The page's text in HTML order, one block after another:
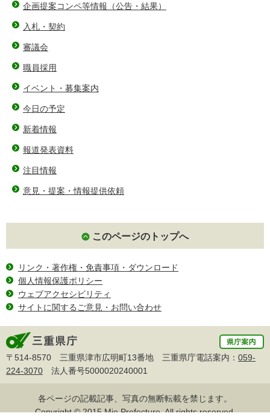
企画提案コンペ等情報（公告・結果）
入札・契約
審議会
職員採用
イベント・募集案内
今日の予定
新着情報
報道発表資料
注目情報
意見・提案・情報提供依頼
このページのトップへ
リンク・著作権・免責事項・ダウンロード
個人情報保護ポリシー
ウェブアクセシビリティ
サイトに関するご意見・お問い合わせ
〒514-8570 三重県津市広明町13番地 三重県庁電話案内： 059-
224-3070 法人番号5000020240001
各ページの記載記事、写真の無断転載を禁じます。
Copyright © 2015 Mie Prefecture, All rights reserved.